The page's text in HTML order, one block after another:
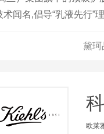
闻名,倡导“乳液先行”理
黛珂
欧莱